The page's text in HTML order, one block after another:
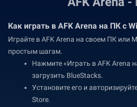
Как играть в AFK Arena на ПК с
Играйте в AFK Arena на своем ПК или
простым шагам.
Нажмите «Играть в AFK Arena
загрузить BlueStacks.
Установите его и
Store.